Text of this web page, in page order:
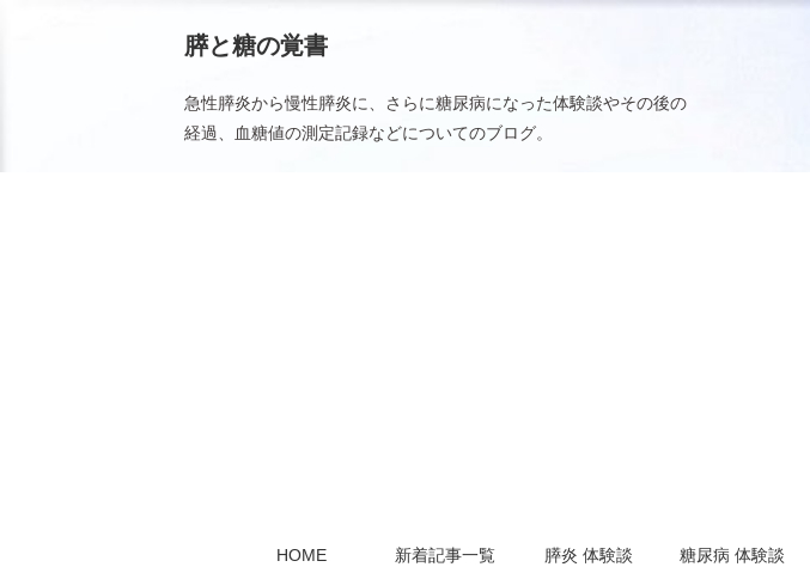
膵と糖の覚書
急性膵炎から慢性膵炎に、さらに糖尿病になった体験談やその後の
経過、血糖値の測定記録などについてのブログ。
HOME 新着記事一覧 膵炎 体験談 糖尿病 体験談